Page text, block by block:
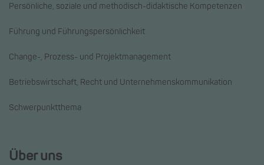
Persönliche, soziale und methodisch-didaktische Kompetenzen
Führung und Führungspersönlichkeit
Change-, Prozess- und Projektmanagement
Betriebswirtschaft, Recht und Unternehmenskommunikation
Schwerpunktthema
Über uns